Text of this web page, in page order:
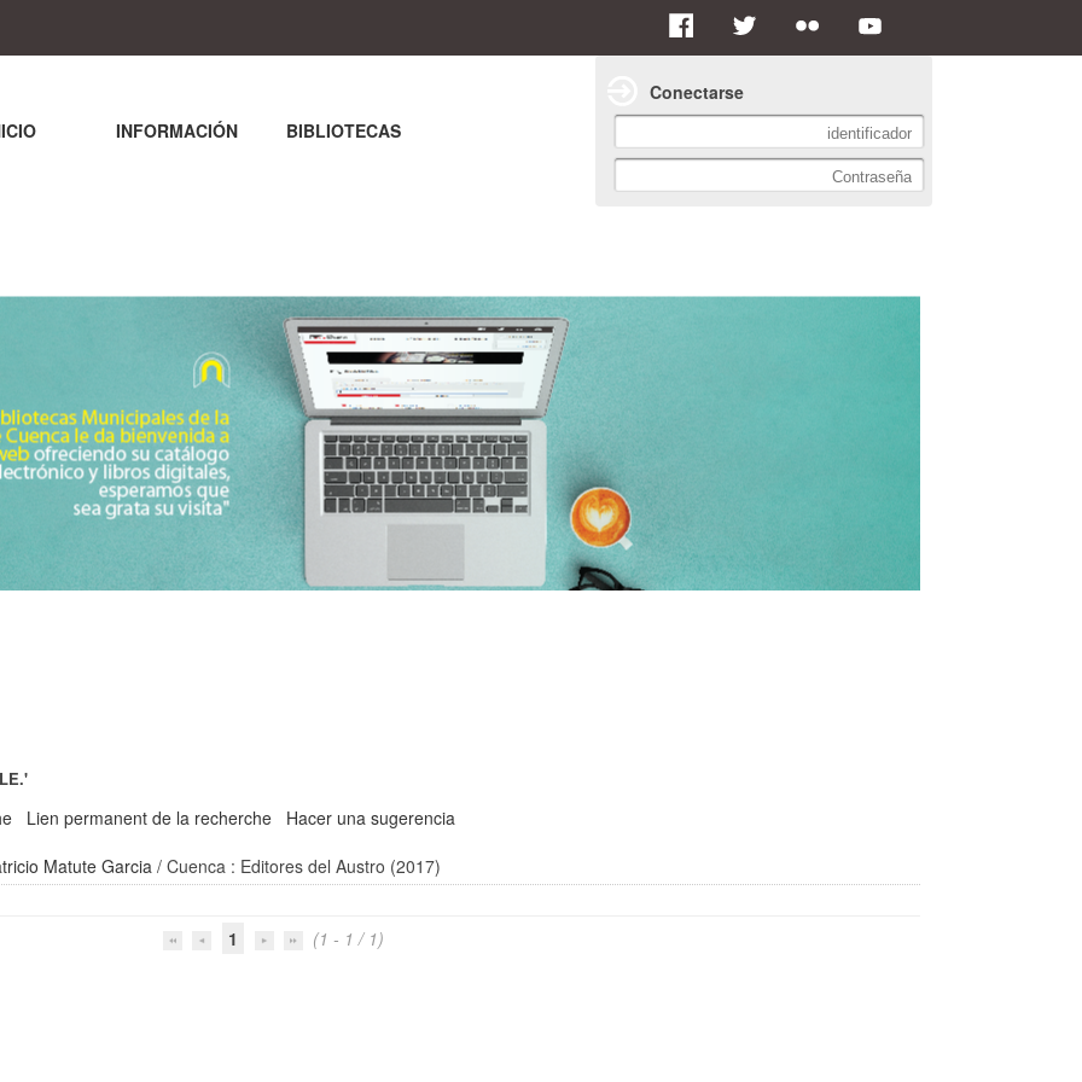
Lien permanent de la recherche
Hacer una sugerencia
Matute Garcia / Cuenca : Editores del Austro (2017)
1 (1 - 1 / 1)
INFORMACIÓN BIBLIOTECAS
Conectarse